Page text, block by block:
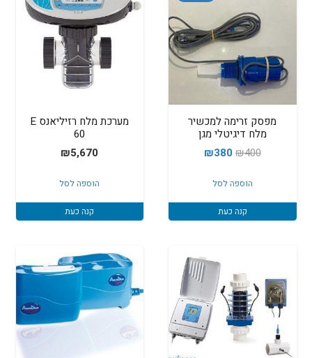
מפסק זרימה למכשיר
מלח דיגיטלי מגן
₪400
המחיר
היה:
₪400.
₪380
₪380.
הוספה לסל
קנה כעת
מערכת מלח רזיליאנס E
60
₪5,670
הוספה לסל
קנה כעת